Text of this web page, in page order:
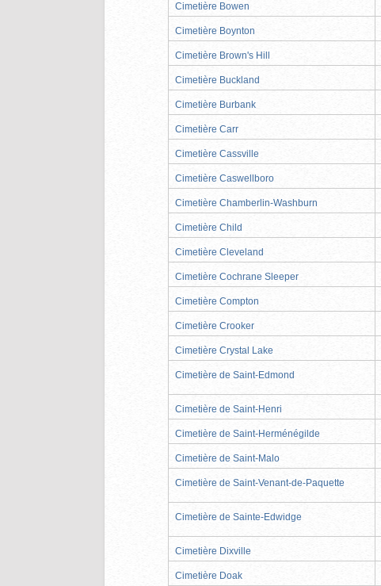
Cimetière Bowen
Cimetière Boynton
Cimetière Brown's Hill
Cimetière Buckland
Cimetière Burbank
Cimetière Carr
Cimetière Cassville
Cimetière Caswellboro
Cimetière Chamberlin-Washburn
Cimetière Child
Cimetière Cleveland
Cimetière Cochrane Sleeper
Cimetière Compton
Cimetière Crooker
Cimetière Crystal Lake
Cimetière de Saint-Edmond
Cimetière de Saint-Henri
Cimetière de Saint-Herménégilde
Cimetière de Saint-Malo
Cimetière de Saint-Venant-de-Paquette
Cimetière de Sainte-Edwidge
Cimetière Dixville
Cimetière Doak